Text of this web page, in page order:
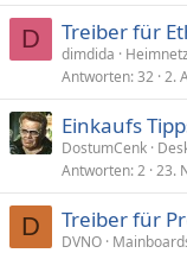
D Treiber für
dimdida
Antworten 32 2.
Einkaufs
DostumCenk
Antworten 2 23.
D Treiber für
DVNO